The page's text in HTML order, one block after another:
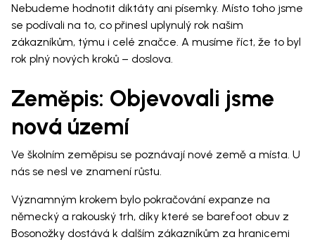
Nebudeme hodnotit diktáty ani písemky. Místo toho jsme
se podívali na to, co přinesl uplynulý rok našim
zákazníkům, týmu i celé značce. A musíme říct, že to byl
rok plný nových kroků – doslova.
Zeměpis: Objevovali jsme
nová území
Ve školním zeměpisu se poznávají nové země a místa. U
nás se nesl ve znamení růstu.
Významným krokem bylo pokračování expanze na
německý a rakouský trh, díky které se barefoot obuv z
Bosonožky dostává k dalším zákazníkům za hranicemi